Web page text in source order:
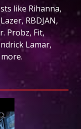
like Rihanna,
RBDJAN,
Probz, Fit,
Lamar,